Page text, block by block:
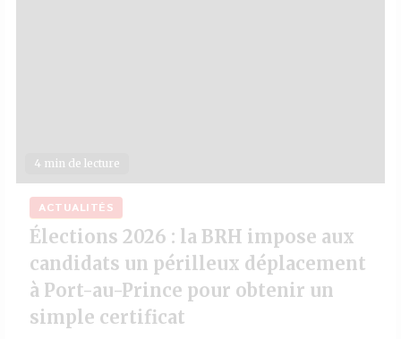
4 min de lecture
ACTUALITÉS
Élections 2026 : la BRH impose aux
candidats un périlleux déplacement
à Port-au-Prince pour obtenir un
simple certificat